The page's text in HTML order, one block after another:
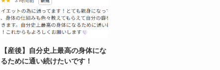
【産後】自分史上最高の身体にな
るために通い続けたいです！